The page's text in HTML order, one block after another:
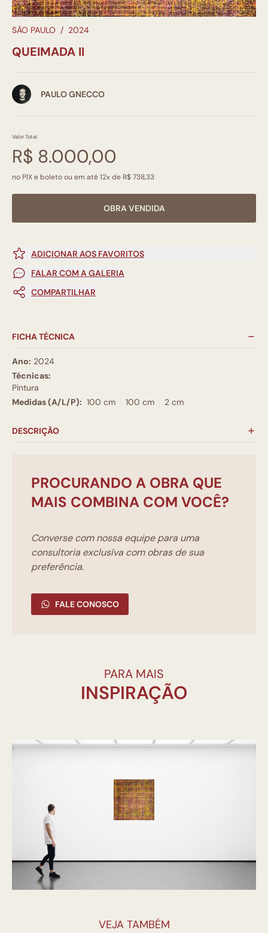
SÃO PAULO / 2024
QUEIMADA II
PAULO GNECCO
Valor Total
R$ 8.000,00
no PIX e boleto ou em até 12x de R$ 738,33
OBRA VENDIDA
ADICIONAR AOS FAVORITOS
FALAR COM A GALERIA
COMPARTILHAR
FICHA TÉCNICA
Ano: 2024
Técnicas:
Pintura
Medidas (A/L/P): 100 cm 100 cm 2 cm
DESCRIÇÃO
PROCURANDO A OBRA QUE
MAIS COMBINA COM VOCÊ?
Converse com nossa equipe para uma
consultoria exclusíva com obras de sua
preferência.
FALE CONOSCO
PARA MAIS
INSPIRAÇÃO
VEJA TAMBÉM